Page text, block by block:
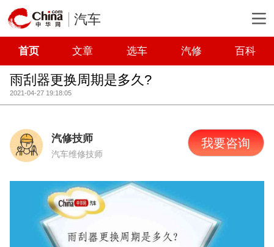
汽车
首页 文章 选车 汽修 百科
雨刮器更换周期是多久?
2021-04-27 19:18:05
汽修技师
汽车维修技师
我要咨询